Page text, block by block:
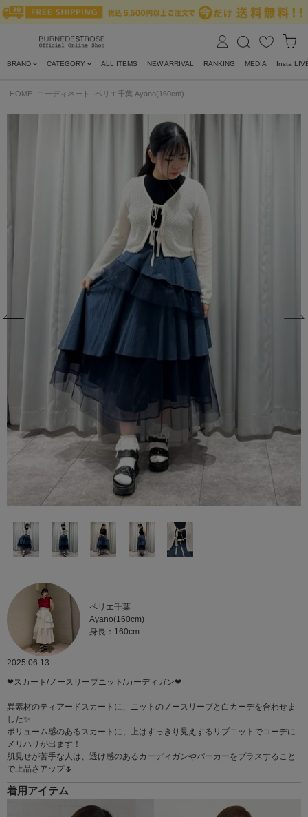
BRAND CATEGORY ALL ITEMS NEW ARRIVAL RANKING MEDIA Insta
HOME コーディネート ペリエ千葉 Ayano(160cm)
ペリエ千葉
Ayano(160cm)
身長：160cm
2025.06.13
❤︎スカート/ノースリーブニット/カーディガン❤︎
異素材のティアードスカートに、ニットのノースリーブと白カーデを合わせま
した✨
ボリューム感のあるスカートに、上はすっきり見えするリブニットでコーデに
メリハリが出ます！
肌見せが苦手な人は、透け感のあるカーディガンやパーカーをプラスすること
で上品さアップ‎‎🌷
着用アイテム